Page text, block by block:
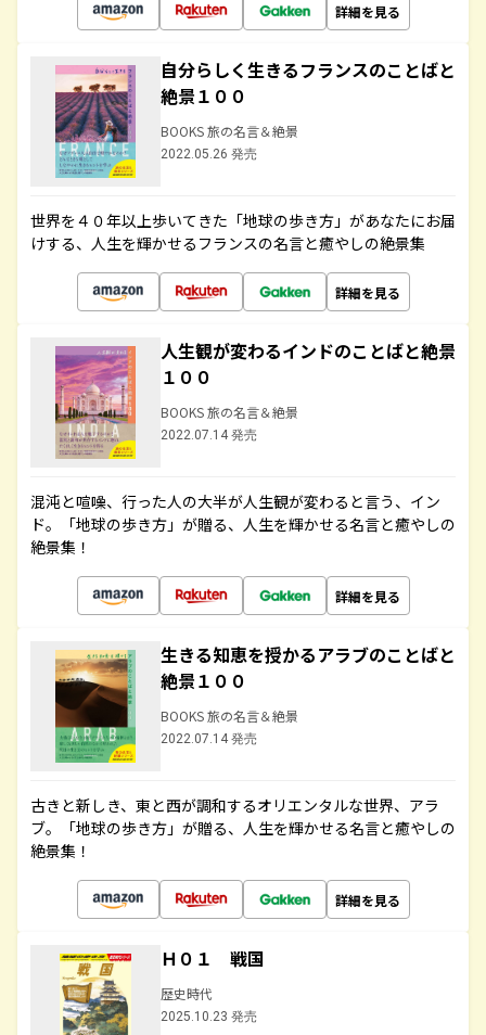
詳細を見る
自分らしく生きるフランスのことばと
絶景１００
BOOKS 旅の名言＆絶景
2022.05.26 発売
世界を４０年以上歩いてきた「地球の歩き方」があなたにお届
けする、人生を輝かせるフランスの名言と癒やしの絶景集
詳細を見る
人生観が変わるインドのことばと絶景
１００
BOOKS 旅の名言＆絶景
2022.07.14 発売
混沌と喧噪、行った人の大半が人生観が変わると言う、イン
ド。「地球の歩き方」が贈る、人生を輝かせる名言と癒やしの
絶景集！
詳細を見る
生きる知恵を授かるアラブのことばと
絶景１００
BOOKS 旅の名言＆絶景
2022.07.14 発売
古きと新しき、東と西が調和するオリエンタルな世界、アラ
ブ。「地球の歩き方」が贈る、人生を輝かせる名言と癒やしの
絶景集！
詳細を見る
Ｈ０１ 戦国
歴史時代
2025.10.23 発売